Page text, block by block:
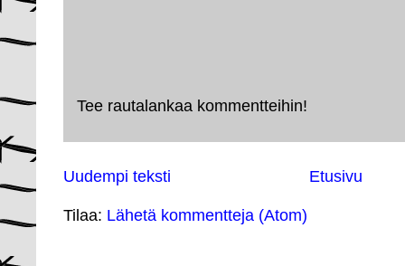
Tee rautalankaa kommentteihin!
Uudempi teksti Etusivu
Tilaa: Lähetä kommentteja (Atom)